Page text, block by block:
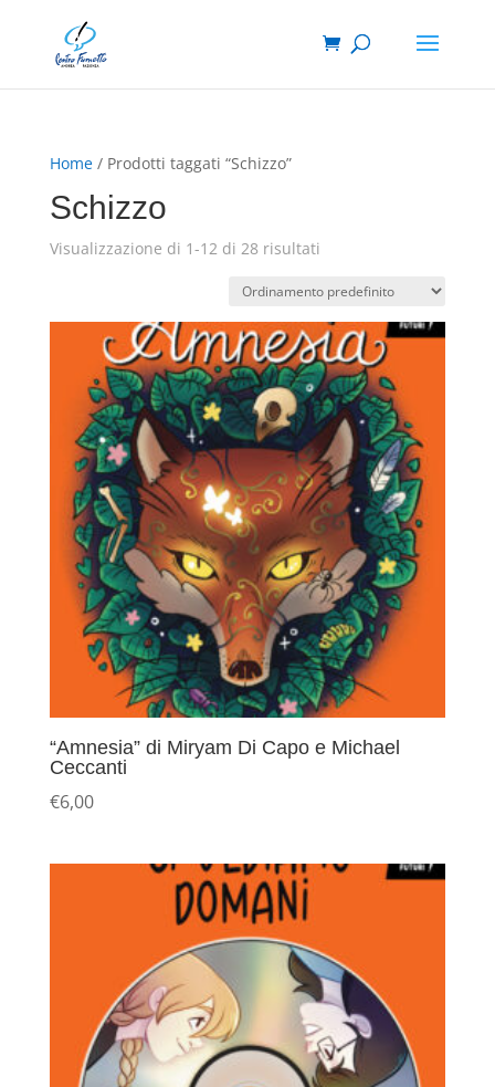
Home/ Prodotti taggati “Schizzo”
Schizzo
Visualizzazione di 1-12 di 28 risultati
“Amnesia” di Miryam Di Capo e Michael
Ceccanti
€6,00